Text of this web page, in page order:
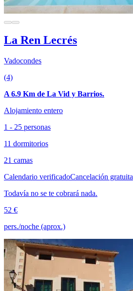
La Ren Lecrés
Vadocondes
(4)
A 6.9 Km de La Vid y Barrios.
Alojamiento entero
1 - 25 personas
11 dormitorios
21 camas
Calendario verificadoCancelación gratuita
Todavía no se te cobrará nada.
52 €
pers./noche (aprox.)